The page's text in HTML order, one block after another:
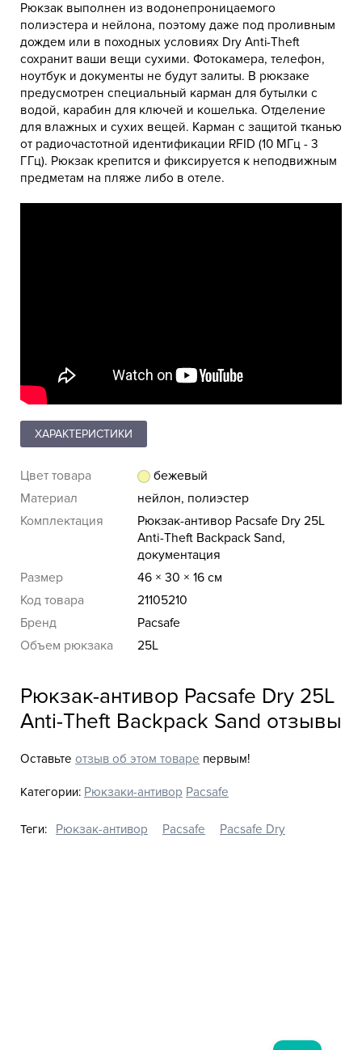
Рюкзак выполнен из водонепроницаемого
полиэстера и нейлона, поэтому даже под проливным
дождем или в походных условиях Dry Anti-Theft
сохранит ваши вещи сухими. Фотокамера, телефон,
ноутбук и документы не будут залиты. В рюкзаке
предусмотрен специальный карман для бутылки с
водой, карабин для ключей и кошелька. Отделение
для влажных и сухих вещей. Карман с защитой тканью
от радиочастотной идентификации RFID (10 МГц - 3
ГГц). Рюкзак крепится и фиксируется к неподвижным
предметам на пляже либо в отеле.
ХАРАКТЕРИСТИКИ
Цвет товара
бежевый
Материал
нейлон, полиэстер
Комплектация
Рюкзак-антивор Pacsafe Dry 25L
Anti-Theft Backpack Sand,
документация
Размер
46 × 30 × 16 см
Код товара
21105210
Бренд
Pacsafe
Объем рюкзака
25L
Рюкзак-антивор Pacsafe Dry 25L
Anti-Theft Backpack Sand отзывы
Оставьте отзыв об этом товаре первым!
Категории: Рюкзаки-антивор Pacsafe
Теги: Рюкзак-антивор Pacsafe Pacsafe Dry